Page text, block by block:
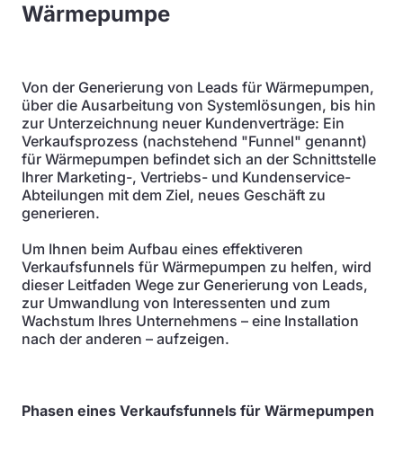
Wärmepumpe
Von der Generierung von Leads für Wärmepumpen,
über die Ausarbeitung von Systemlösungen, bis hin
zur Unterzeichnung neuer Kundenverträge: Ein
Verkaufsprozess (nachstehend "Funnel" genannt)
für Wärmepumpen befindet sich an der Schnittstelle
Ihrer Marketing-, Vertriebs- und Kundenservice-
Abteilungen mit dem Ziel, neues Geschäft zu
generieren.
Um Ihnen beim Aufbau eines effektiveren
Verkaufsfunnels für Wärmepumpen zu helfen, wird
dieser Leitfaden Wege zur Generierung von Leads,
zur Umwandlung von Interessenten und zum
Wachstum Ihres Unternehmens – eine Installation
nach der anderen – aufzeigen.
Phasen eines Verkaufsfunnels für Wärmepumpen